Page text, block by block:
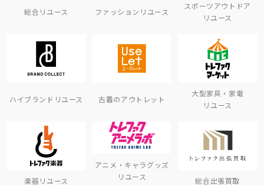
総合リユース ファッションリユース
スポーツアウトドア
リユース
ハイブランドリユース 古着のアウトレット
大型家具・家電
リユース
楽器リユース
アニメ・キャラグッズ
リユース
総合出張買取